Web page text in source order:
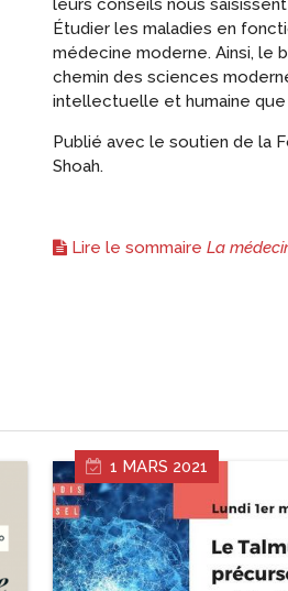
leurs conseils nous
Étudier les maladies en
médecine moderne. Ainsi, le
chemin des sciences
intellectuelle et humaine que
Publié avec le soutien de la
Shoah.
Lire le sommaire La
1 MARS 2021